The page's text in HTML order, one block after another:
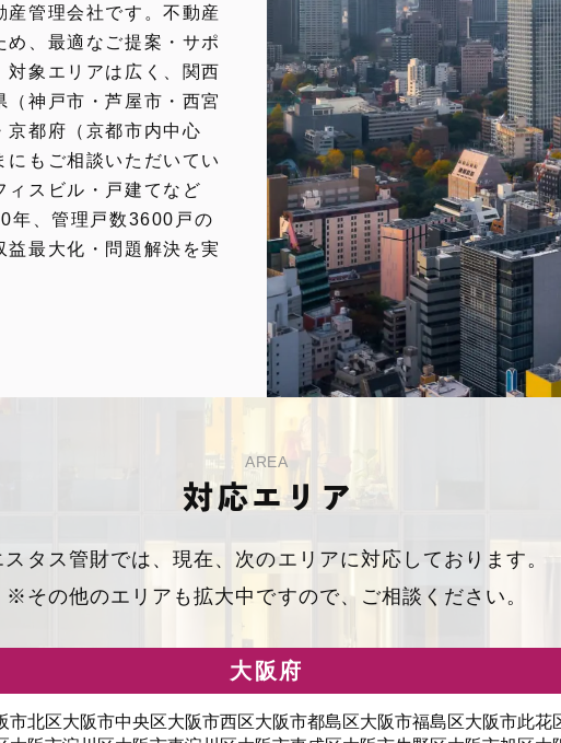
管理会社です。不動産
、最適なご提案・サポ
対象エリアは広く、関西
神戸市・芦屋市・西宮
京都府（京都市内中心
もご相談いただいてい
ィスビル・戸建てなど
年、管理戸数3600戸の
最大化・問題解決を実
AREA
対応エリア
スタス管財では、現在、次のエリアに対応しております。
※その他のエリアも拡大中ですので、ご相談ください。
大阪府
市北区大阪市中央区大阪市西区大阪市都島区大阪市福島区大阪市此花